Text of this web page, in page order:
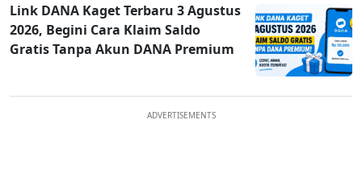
Link DANA Kaget Terbaru 3 Agustus
2026, Begini Cara Klaim Saldo
Gratis Tanpa Akun DANA Premium
ADVERTISEMENTS